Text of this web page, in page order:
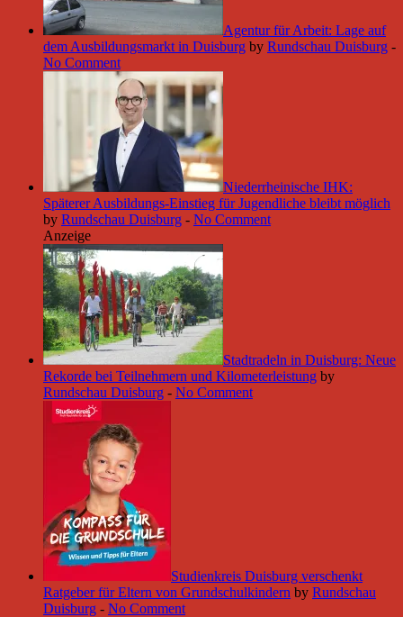
Agentur für Arbeit: Lage auf
dem Ausbildungsmarkt in Duisburg by Rundschau Duisburg -
No Comment
Niederrheinische IHK:
Späterer Ausbildungs-Einstieg für Jugendliche bleibt möglich
by Rundschau Duisburg - No Comment
Anzeige
Stadtradeln in Duisburg: Neue
Rekorde bei Teilnehmern und Kilometerleistung by
Rundschau Duisburg - No Comment
Studienkreis Duisburg verschenkt
Ratgeber für Eltern von Grundschulkindern by Rundschau
Duisburg - No Comment